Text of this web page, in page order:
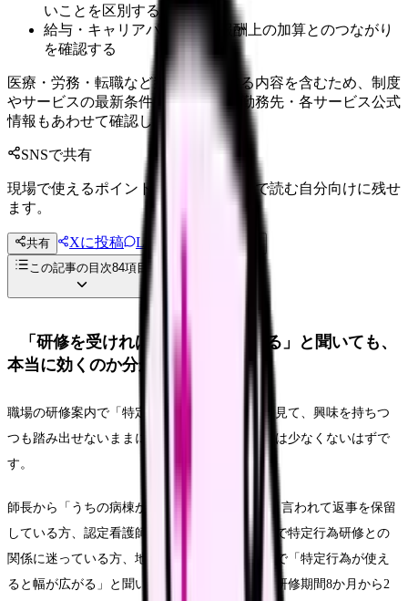
いことを区別する
給与・キャリアパス・診療報酬上の加算とのつながり
を確認する
医療・労務・転職など判断に影響する内容を含むため、制度
やサービスの最新条件は公的機関・勤務先・各サービス公式
情報もあわせて確認してください。
SNSで共有
現場で使えるポイントを、同僚やあとで読む自分向けに残せ
ます。
共有 Xに投稿 LINE
投稿文コピー
この記事の目次84項目
「研修を受ければキャリアが開ける」と聞いても、
本当に効くのか分からない
職場の研修案内で「特定行為研修」のチラシを見て、興味を持ちつ
つも踏み出せないままになっている看護師さんは少なくないはずで
す。
師長から「うちの病棟から1人出してほしい」と言われて返事を保留
している方、認定看護師の継続教育を考える中で特定行為研修との
関係に迷っている方、地域包括ケアや訪問看護で「特定行為が使え
ると幅が広がる」と聞いて気になっている方。研修期間8か月から2